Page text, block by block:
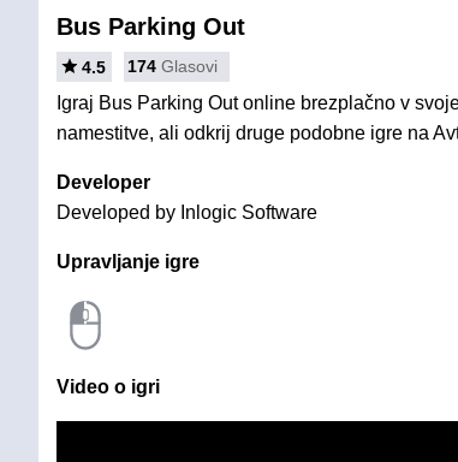
Bus Parking Out
4.5 174 Glasovi
Igraj Bus Parking Out online brezplačno v
namestitve, ali odkrij druge podobne igre na
Developer
Developed by Inlogic Software
Upravljanje igre
Video o igri